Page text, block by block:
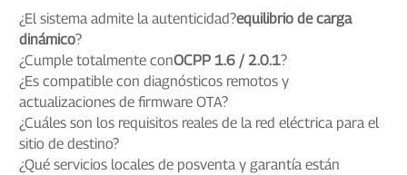
¿El sistema admite la autenticidad?equilibrio de carga
dinámico?
¿Cumple totalmente conOCPP 1.6 / 2.0.1?
¿Es compatible con diagnósticos remotos y
actualizaciones de firmware OTA?
¿Cuáles son los requisitos reales de la red eléctrica para el
sitio de destino?
¿Qué servicios locales de posventa y garantía están